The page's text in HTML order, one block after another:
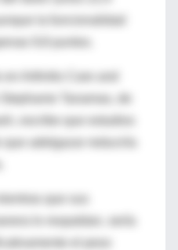
la funcionalidad
9,8 puntos.
Tanamas, de
adelgazar reduciría
que sus
lo respaldan, sería
el peso